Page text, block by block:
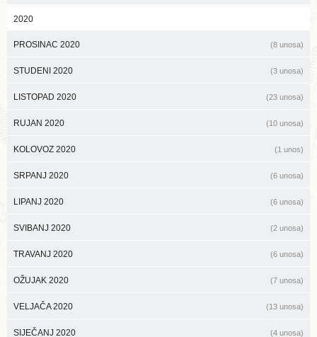
2020
PROSINAC 2020 (8 unosa)
STUDENI 2020 (3 unosa)
LISTOPAD 2020 (23 unosa)
RUJAN 2020 (10 unosa)
KOLOVOZ 2020 (1 unos)
SRPANJ 2020 (6 unosa)
LIPANJ 2020 (6 unosa)
SVIBANJ 2020 (2 unosa)
TRAVANJ 2020 (6 unosa)
OŽUJAK 2020 (7 unosa)
VELJAČA 2020 (13 unosa)
SIJEČANJ 2020 (4 unosa)